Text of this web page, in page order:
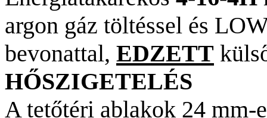
argon gáz töltéssel és
bevonattal, EDZETT
HŐSZIGETELÉS
A tetőtéri ablakok 24 mm-